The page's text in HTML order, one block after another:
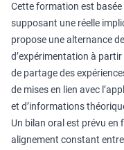
Cette formation est basée
supposant une réelle
propose une alternance
d’expérimentation à
de partage des
de mises en lien avec
et d’informations
Un bilan oral est prévu en
alignement constant